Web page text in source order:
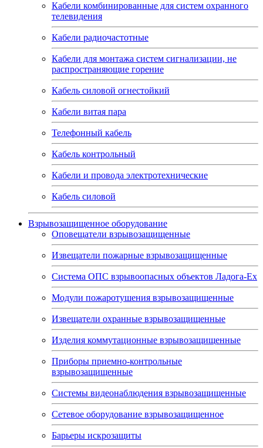
Кабели комбинированные для систем охранного
телевидения
Кабели радиочастотные
Кабели для монтажа систем сигнализации, не
распространяющие горение
Кабель силовой огнестойкий
Кабели витая пара
Телефонный кабель
Кабель контрольный
Кабели и провода электротехнические
Кабель силовой
Взрывозащищенное оборудование
Оповещатели взрывозащищенные
Извещатели пожарные взрывозащищенные
Система ОПС взрывоопасных объектов Ладога-Ex
Модули пожаротушения взрывозащищенные
Извещатели охранные взрывозащищенные
Изделия коммутационные взрывозащищенные
Приборы приемно-контрольные
взрывозащищенные
Системы видеонаблюдения взрывозащищенные
Сетевое оборудование взрывозащищенное
Барьеры искрозащиты